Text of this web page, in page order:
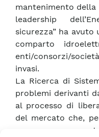
mantenimento
leadership
sicurezza” ha
comparto
enti/consorzi/
invasi.
La Ricerca di
problemi derivanti
al processo di
del mercato che,
concorrenza,